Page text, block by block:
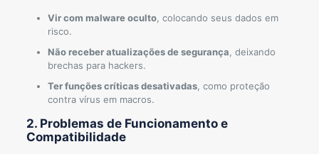
Vir com malware oculto, colocando seus dados em
risco.
Não receber atualizações de segurança , deixando
brechas para hackers.
Ter funções críticas desativadas, como proteção
contra vírus em macros.
2. Problemas de Funcionamento e
Compatibilidade